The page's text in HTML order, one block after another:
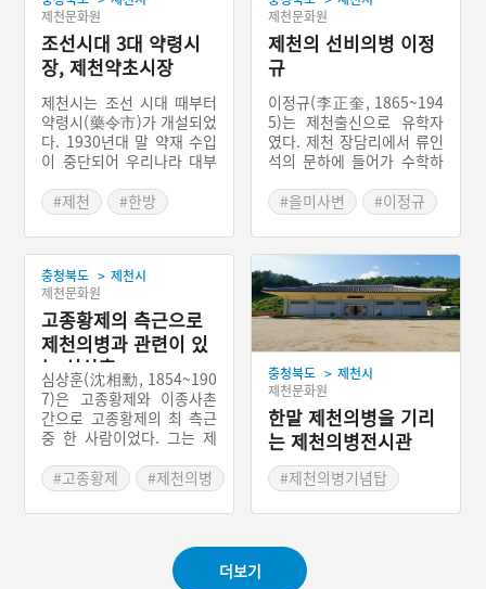
제천문화원
조선시대 3대 약령시
장, 제천약초시장
제천시는 조선 시대 때부터
약령시(藥令市)가 개설되었
다. 1930년대 말 약재 수입
이 중단되어 우리나라 대부
오히려 더 성장하였다. 193
3년에 제천시 화산동으로
옮기고, 1990년 건물을 신
축 개장하였다. 제천약초시
장에서는 황기를 비롯해서
60여 가지의 약초가 판매된
다. 2005년에 제천시가 ‘제
천 약초 참살이 특구’로 선
정되었고, 그 중심지 역할을
제천약초시장이 하고 있다.
#제천
#한방
#제천가볼만한곳
#충청북도 전통시장
제천문화원
제천의 선비의병 이정
규
이정규(李正奎, 1865~194
5)는 제천출신으로 유학자
였다. 제천 장담리에서 류인
석의 문하에 들어가 수학하
의 의진에서 활동하였다. 그
는 의병활동의 기록한 일기
인 ｢종의록｣을 써서 당시 의
병의 모습을 볼 수 있게 하
였다.
#을미사변
#이정규
충청북도 > 제천시
제천문화원
고종황제의 측근으로
제천의병과 관련이 있
는 심상훈
심상훈(沈相勳, 1854~190
7)은 고종황제와 이종사촌
간으로 고종황제의 최 측근
중 한 사람이었다. 그는 제
의병에 관여하게 된다. 을미
의병기, 을사의병기, 정미의
병기에 모두 관여를 하였다.
#고종황제 #제천의병
충청북도 > 제천시
제천문화원
한말 제천의병을 기리
는 제천의병전시관
#제천의병기념탑
더보기